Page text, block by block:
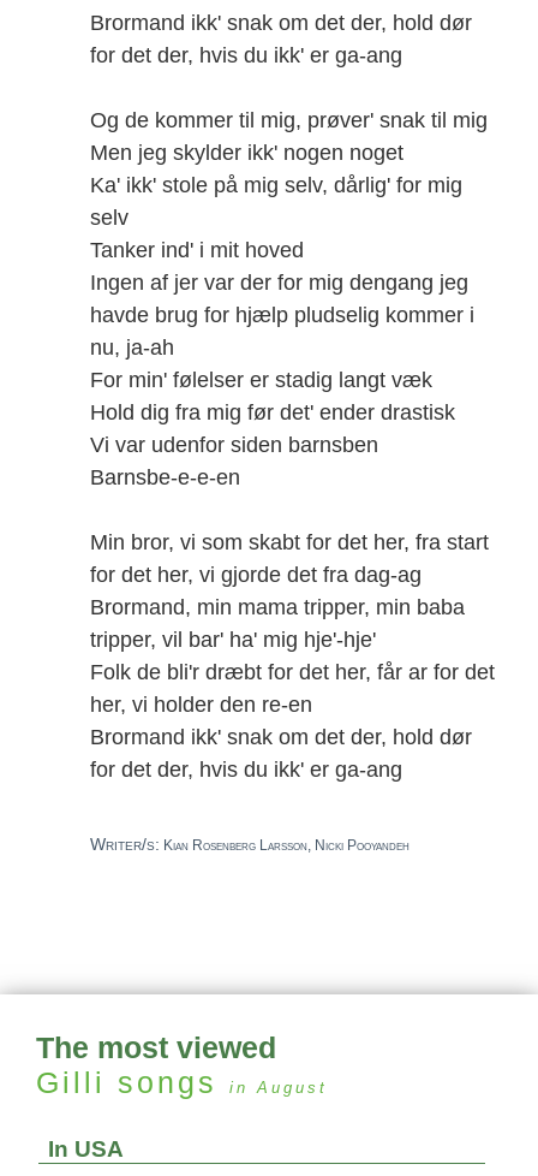
Brormand ikk' snak om det der, hold dør
for det der, hvis du ikk' er ga-ang
Og de kommer til mig, prøver' snak til mig
Men jeg skylder ikk' nogen noget
Ka' ikk' stole på mig selv, dårlig' for mig
selv
Tanker ind' i mit hoved
Ingen af jer var der for mig dengang jeg
havde brug for hjælp pludselig kommer i
nu, ja-ah
For min' følelser er stadig langt væk
Hold dig fra mig før det' ender drastisk
Vi var udenfor siden barnsben
Barnsbe-e-e-en
Min bror, vi som skabt for det her, fra start
for det her, vi gjorde det fra dag-ag
Brormand, min mama tripper, min baba
tripper, vil bar' ha' mig hje'-hje'
Folk de bli'r dræbt for det her, får ar for det
her, vi holder den re-en
Brormand ikk' snak om det der, hold dør
for det der, hvis du ikk' er ga-ang
Writer/s: Kian Rosenberg Larsson, Nicki Pooyandeh
The most viewed
Gilli songs in August
In USA